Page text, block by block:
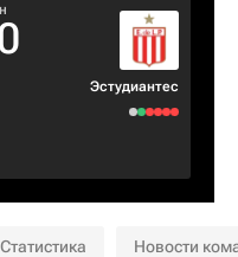
Эстудиантес
Статистика Новости